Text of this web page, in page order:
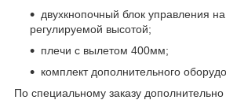
двухкнопочный блок управления
регулируемой высотой;
плечи с вылетом 400мм;
комплект дополнительного
По специальному заказу